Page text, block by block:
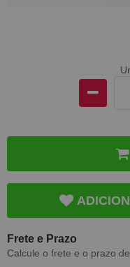
Frete e Prazo
Calcule o frete e o prazo